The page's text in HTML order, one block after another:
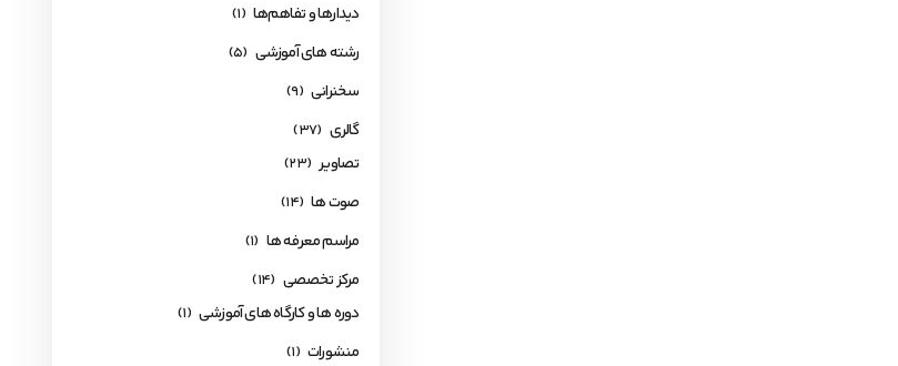
دیدارها و تفاهم‌ها (1)
رشته های آموزشی (5)
سخنرانی (9)
گالری (37)
تصاویر (23)
صوت ها (14)
مراسم معرفه ها (1)
مرکز تخصصی (14)
دوره ها و کارگاه های آموزشی (1)
منشورات (1)